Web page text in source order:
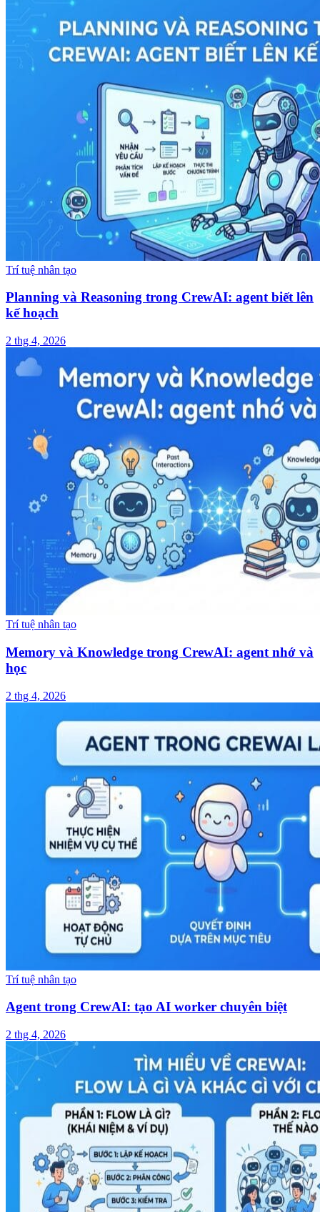
Trí tuệ nhân tạo
Planning và Reasoning trong CrewAI: agent biết lên
kế hoạch
2 thg 4, 2026
Trí tuệ nhân tạo
Memory và Knowledge trong CrewAI: agent nhớ và
học
2 thg 4, 2026
Trí tuệ nhân tạo
Agent trong CrewAI: tạo AI worker chuyên biệt
2 thg 4, 2026